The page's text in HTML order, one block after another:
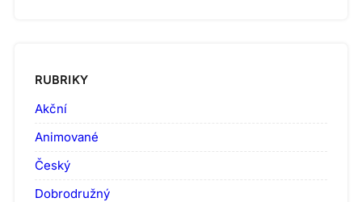
RUBRIKY
Akční
Animované
Český
Dobrodružný